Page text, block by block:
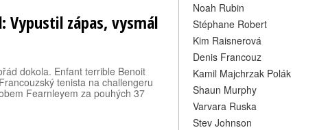
Vypustil zápas, vysmál
dokola. Enfant terrible Benoit
tenista na challengeru
Fearnleyem za pouhých 37
Noah Rubin
Stéphane Robert
Kim Raisnerová
Denis Francouz
Kamil Majchrzak Polák
Shaun Murphy
Varvara Ruska
Stev Johnson